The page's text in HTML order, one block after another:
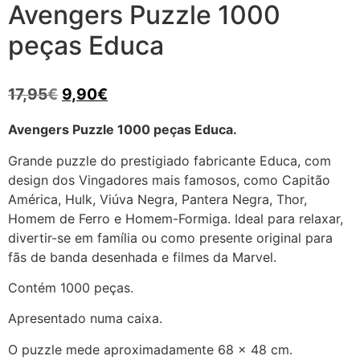
Avengers Puzzle 1000
peças Educa
17,95€ 9,90€
Avengers Puzzle 1000 peças Educa.
Grande puzzle do prestigiado fabricante Educa, com
design dos Vingadores mais famosos, como Capitão
América, Hulk, Viúva Negra, Pantera Negra, Thor,
Homem de Ferro e Homem-Formiga. Ideal para relaxar,
divertir-se em família ou como presente original para
fãs de banda desenhada e filmes da Marvel.
Contém 1000 peças.
Apresentado numa caixa.
O puzzle mede aproximadamente 68 x 48 cm.